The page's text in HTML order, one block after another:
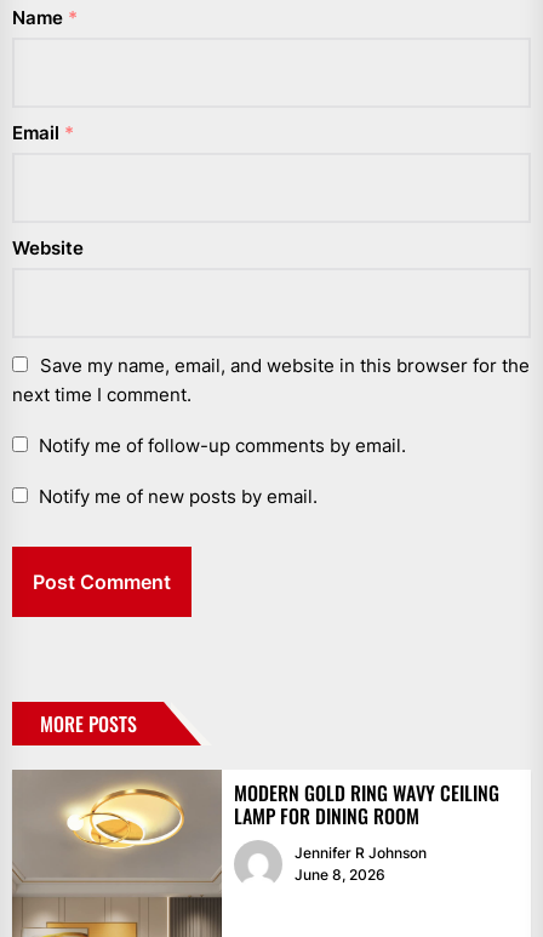
Name *
Email *
Website
Save my name, email, and website in this browser for the
next time I comment.
Notify me of follow-up comments by email.
Notify me of new posts by email.
MORE POSTS
MODERN GOLD RING WAVY CEILING
LAMP FOR DINING ROOM
Jennifer R Johnson
June 8, 2026